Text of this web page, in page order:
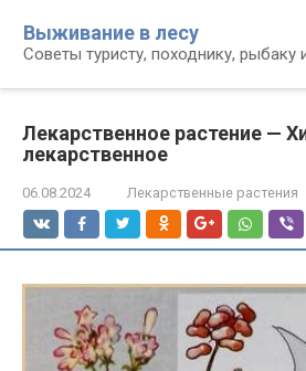
контенту
Выживание в лесу
Советы туристу, походнику, рыбаку
Лекарственное растение —
лекарственное
06.08.2024 Лекарственные растения